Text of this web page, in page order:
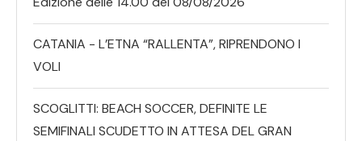
CATANIA - L’ETNA “RALLENTA”, RIPRENDONO I
VOLI
SCOGLITTI: BEACH SOCCER, DEFINITE LE
SEMIFINALI SCUDETTO IN ATTESA DEL GRAN